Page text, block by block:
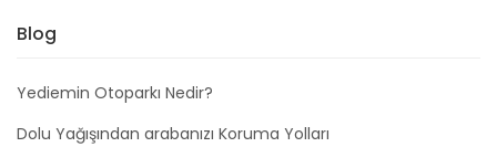
Blog
Yediemin Otoparkı Nedir?
Dolu Yağışından arabanızı Koruma Yolları